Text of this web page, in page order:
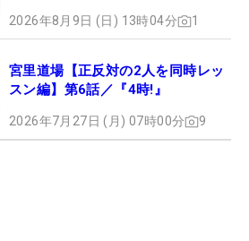
2026年8月9日 (日) 13時04分 1
宮里道場【正反対の2人を同時レッ
スン編】第6話／『4時!』
2026年7月27日 (月) 07時00分 9